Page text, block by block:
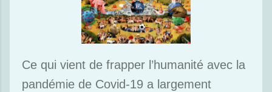
Ce qui vient de frapper l’humanité avec la
pandémie de Covid-19 a largement